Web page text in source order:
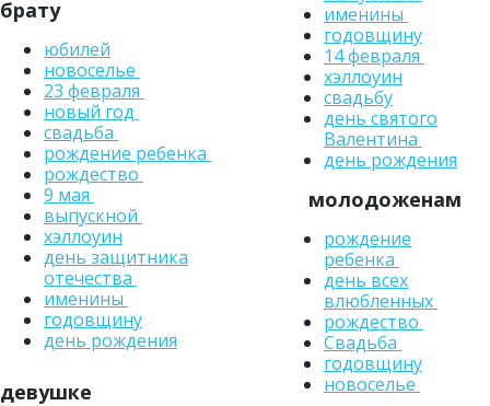
брату
юбилей
новоселье
23 февраля
новый год
свадьба
рождение ребенка
рождество
9 мая
выпускной
хэллоуин
день защитника
отечества
именины
годовщину
день рождения
девушке
именины
годовщину
14 февраля
хэллоуин
свадьбу
день святого
Валентина
день рождения
молодоженам
рождение
ребенка
день всех
влюбленных
рождество
Свадьба
годовщину
новоселье